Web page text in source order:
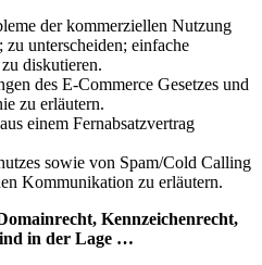
der kommerziellen Nutzung
zu unterscheiden; einfache
diskutieren.
des E-Commerce Gesetzes und
zu erläutern.
einem Fernabsatzvertrag
sowie von Spam/Cold Calling
Kommunikation zu erläutern.
Kennzeichenrecht,
in der Lage …